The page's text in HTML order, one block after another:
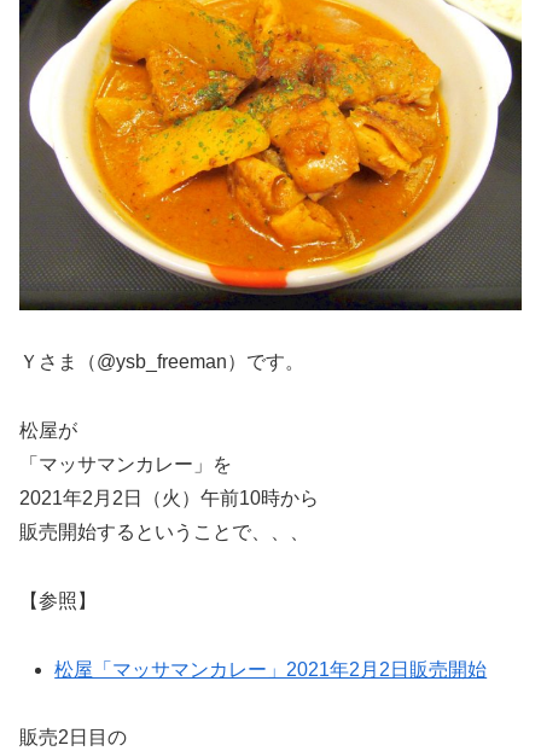
Ｙさま（@ysb_freeman）です。
松屋が
「マッサマンカレー」を
2021年2月2日（火）午前10時から
販売開始するということで、、、
【参照】
松屋「マッサマンカレー」2021年2月2日販売開始
販売2日目の